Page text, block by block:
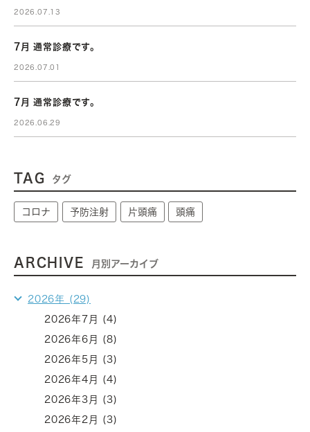
2026.07.13
7月 通常診療です。
2026.07.01
7月 通常診療です。
2026.06.29
TAG タグ
コロナ 予防注射 片頭痛 頭痛
ARCHIVE 月別アーカイブ
2026年 (29)
2026年7月 (4)
2026年6月 (8)
2026年5月 (3)
2026年4月 (4)
2026年3月 (3)
2026年2月 (3)